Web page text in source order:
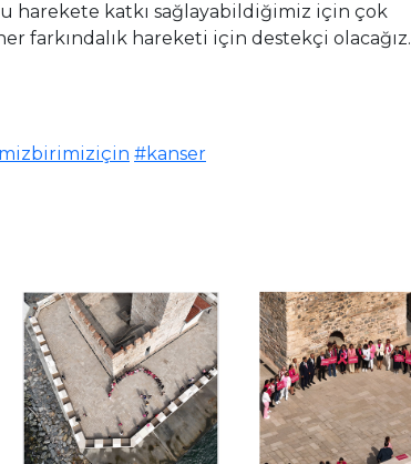
harekete katkı sağlayabildiğimiz için çok
farkındalık hareketi için destekçi olacağız.
#kanser